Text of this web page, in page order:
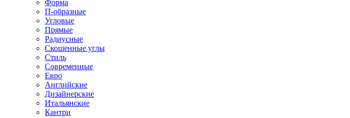
Форма
П-образные
Угловые
Прямые
Радиусные
Скошенные углы
Стиль
Современные
Евро
Английские
Дизайнерские
Итальянские
Кантри